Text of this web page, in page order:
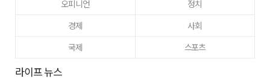
오피니언
정치
경제
사회
국제
스포츠
라이프 뉴스